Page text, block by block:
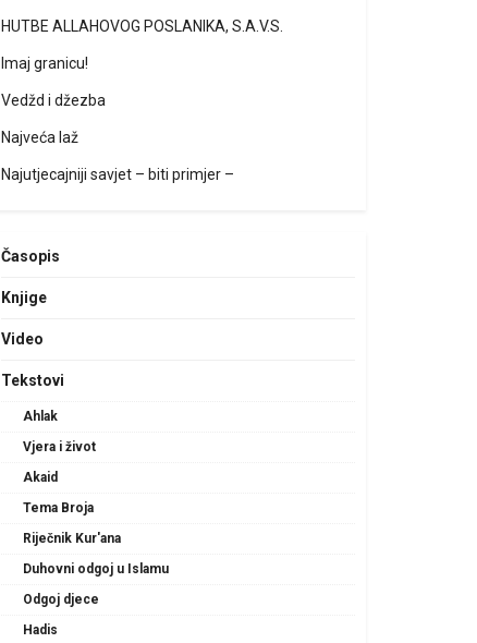
HUTBE ALLAHOVOG POSLANIKA, S.A.V.S.
Imaj granicu!
Vedžd i džezba
Najveća laž
Najutjecajniji savjet – biti primjer –
Časopis
Knjige
Video
Tekstovi
Ahlak
Vjera i život
Akaid
Tema Broja
Riječnik Kur'ana
Duhovni odgoj u Islamu
Odgoj djece
Hadis